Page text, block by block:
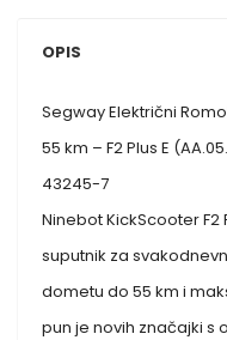
OPIS
Segway Električni
55 km – F2 Plus E
43245-7
Ninebot KickScooter
suputnik za
dometu do 55 km i
pun je novih značajki s